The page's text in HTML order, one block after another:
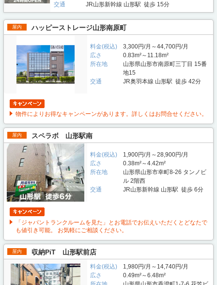
交通
JR山形新幹線 山形駅 徒歩 15分
屋内 ハッピーストレージ山形南原町
料金(税込)
3,300円/月～44,700円/月
広さ
0.83m²～11.18m²
所在地
山形県山形市南原町三丁目 15番
地15
交通
JR奥羽本線 山形駅 徒歩 42分
物件によりお得なキャンペーンがあります。詳しくはお問合せください。
屋内 スペラボ 山形駅南
料金(税込)
1,900円/月～28,900円/月
広さ
0.38m²～4.42m²
所在地
山形県山形市幸町8-26 タンノビ
ル 2階西
交通
JR山形新幹線 山形駅 徒歩 6分
「ジャパントランクルームを見た」とお電話でお伝えいただくとどなたで
も値引き可能。 お気軽にご相談ください。
屋内 収納PiT 山形駅前店
料金(税込)
1,980円/月～14,740円/月
広さ
0.49m²～6.48m²